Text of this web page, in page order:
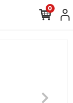
0